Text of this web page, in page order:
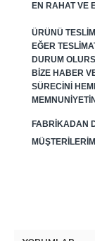
EN RAHAT VE
ÜRÜNÜ
EĞER
DURUM
BIZE HABER
SÜRECINI
FABRIKADAN